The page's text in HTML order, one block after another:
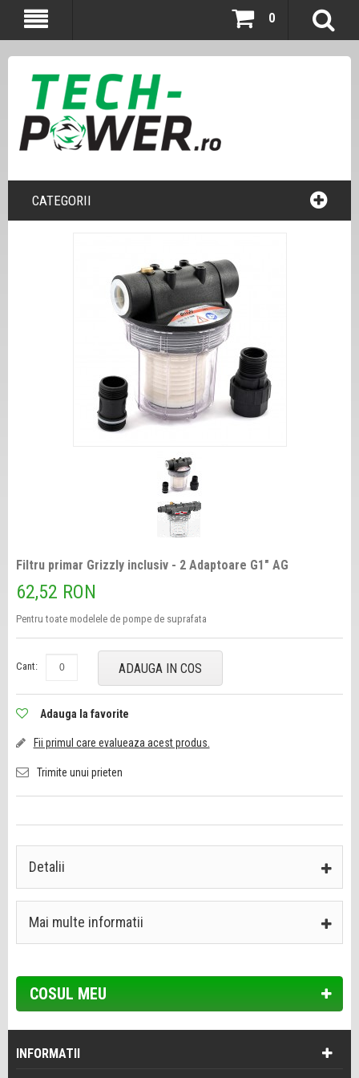
0
CATEGORII
Filtru primar Grizzly inclusiv - 2 Adaptoare G1" AG
62,52 RON
Pentru toate modelele de pompe de suprafata
Cant: ADAUGA IN COS
Adauga la favorite
Fii primul care evalueaza acest produs.
Trimite unui prieten
Detalii
Mai multe informatii
COSUL MEU
INFORMATII